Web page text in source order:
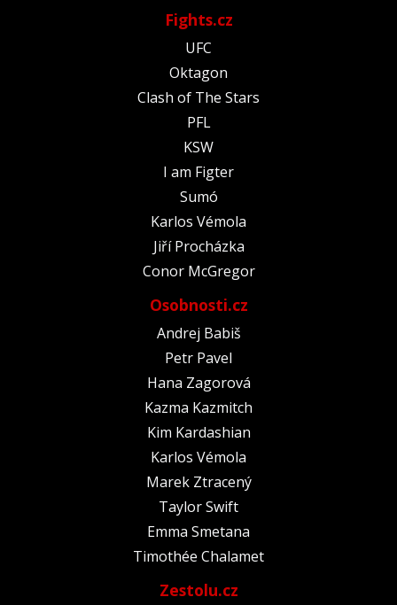
Fights.cz
UFC
Oktagon
Clash of The Stars
PFL
KSW
I am Figter
Sumó
Karlos Vémola
Jiří Procházka
Conor McGregor
Osobnosti.cz
Andrej Babiš
Petr Pavel
Hana Zagorová
Kazma Kazmitch
Kim Kardashian
Karlos Vémola
Marek Ztracený
Taylor Swift
Emma Smetana
Timothée Chalamet
Zestolu.cz